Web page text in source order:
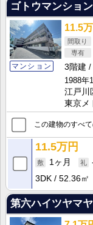
ゴトウマンション
マンション
11.5
3階建
1988年
江戸川
東京メ
この建物のすべ
11.5万円
1ヶ月
3DK
52.36㎡
第六ハイツヤマヤ